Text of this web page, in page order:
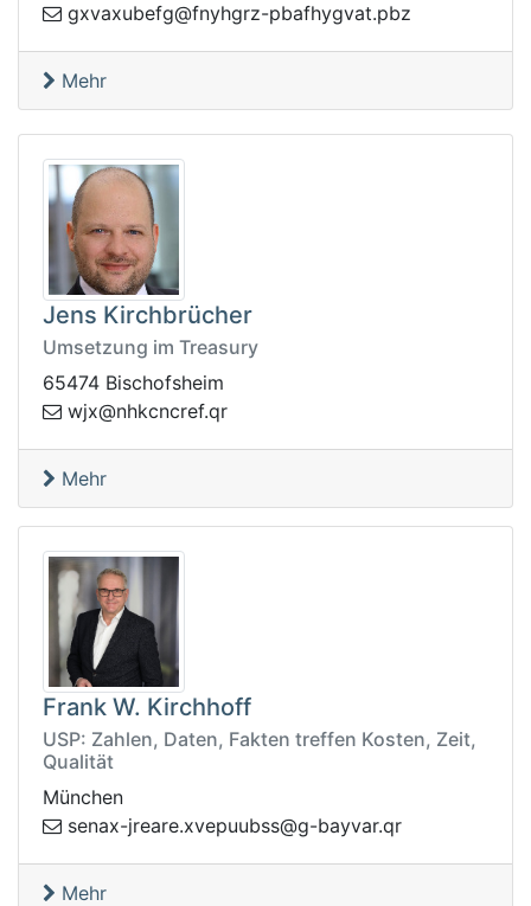
zbp.ta
vgyhfabp-zrghynf@gfebuxavxg
Mehr
Jens Kirchbrücher
Umsetzung im Treasury
65474 Bischofsheim
rq.fe
rcnckhn@xjw
Mehr
Frank W. Kirchhoff
USP: Zahlen, Daten, Fakten treffen Kosten, Zeit,
Qualität
München
rq.ravyab-g@ssbuupevx.eraerj-xane
s
Mehr